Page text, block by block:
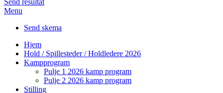
Menu
Send skema
Hjem
Hold / Spillesteder / Holdledere 2026
Kampprogram
Pulje 1 2026 kamp program
Pulje 2 2026 kamp program
Stilling